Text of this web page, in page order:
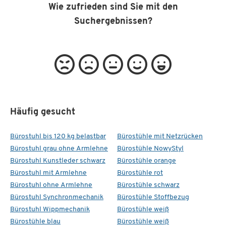
Wie zufrieden sind Sie mit den
Suchergebnissen?
Häufig gesucht
Bürostuhl bis 120 kg belastbar
Bürostuhl grau ohne Armlehne
Bürostuhl Kunstleder schwarz
Bürostuhl mit Armlehne
Bürostuhl ohne Armlehne
Bürostuhl Synchronmechanik
Bürostuhl Wippmechanik
Bürostühle blau
Bürostühle mit Netzrücken
Bürostühle NowyStyl
Bürostühle orange
Bürostühle rot
Bürostühle schwarz
Bürostühle Stoffbezug
Bürostühle weiß
Bürostühle weiß